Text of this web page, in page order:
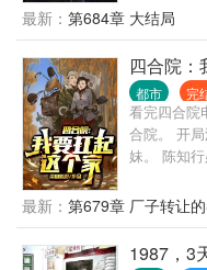
100点。” “
500点。” “
点。” ......
彻底爱上了
款人是洪兴
们玩在一起
护体，我们
不留神，从
最新： 第684章 大结局
四合院：
都市 完
看完四合院
合院。 开
妹。 陈知行
最新： 第679章 厂子转让
1987，3